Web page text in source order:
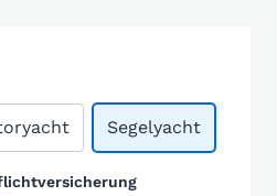
Segelyacht